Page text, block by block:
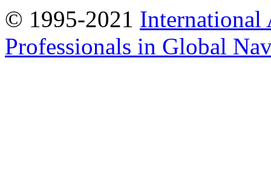
© 1995-2021 International
Professionals in Global